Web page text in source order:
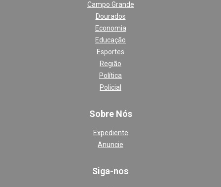
Campo Grande
Dourados
Economia
Educação
Esportes
Região
Política
Policial
Sobre Nós
Expediente
Anuncie
Siga-nos